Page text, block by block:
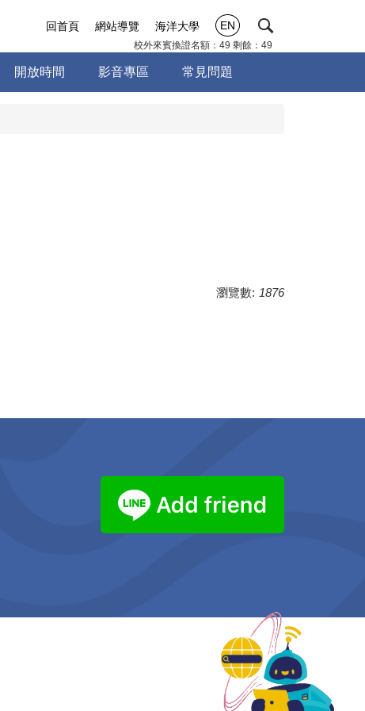
回首頁 網站導覽 海洋大學 EN
校外來賓換證名額：49 剩餘：49
開放時間 影音專區 常見問題
瀏覽數: 1876